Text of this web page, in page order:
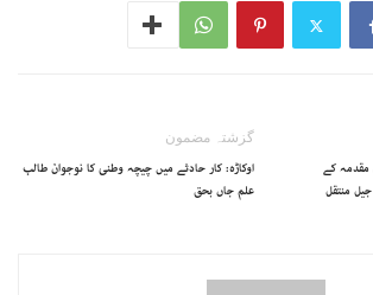
گزشتہ مضمون
اوکاڑہ: کار حادثے میں چیچہ وطنی کا نوجوان طالب
علم جاں بحق
مقدمہ کے